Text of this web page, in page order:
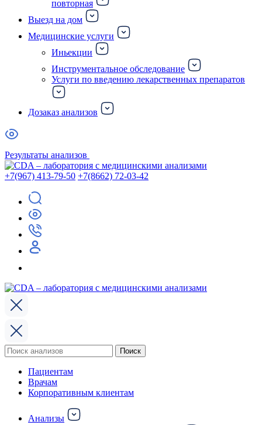
повторная
Выезд на дом
Медицинские услуги
Иньекции
Инструментальное обследование
Услуги по введению лекарственных препаратов
Дозаказ анализов
Результаты анализов
+7(967) 413-79-50 +7(8662) 72-03-42
Поиск
по:
Поиск
Пациентам
Врачам
Корпоративным клиентам
Анализы